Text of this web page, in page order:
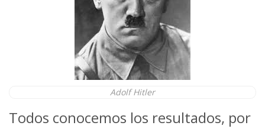
Adolf Hitler
Todos conocemos los resultados, por